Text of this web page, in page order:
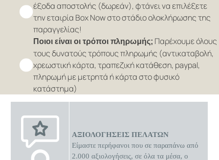
έξοδα αποστολής (δωρεάν), φτάνει να επιλέξετε
την εταιρία Box Now στο στάδιο ολοκλήρωσης της
παραγγελίας!
Ποιοι είναι οι τρόποι πληρωμής; Παρέχουμε όλους
τους δυνατούς τρόπους πληρωμής (αντικαταβολή,
χρεωστική κάρτα, τραπεζική κατάθεση, paypal,
πληρωμή με μετρητά ή κάρτα στο φυσικό
κατάστημα)
ΑΞΙΟΛΟΓΗΣΕΙΣ ΠΕΛΑΤΩΝ
Είμαστε περήφανοι που σε παραπάνω από
2.000 αξιολογήσεις, σε όλα τα μέσα, ο